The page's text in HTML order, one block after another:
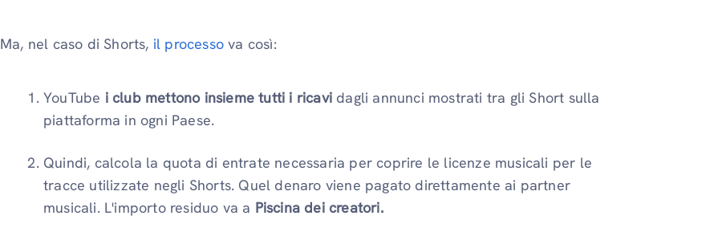
Ma, nel caso di Shorts, il processo va così:
YouTube i club mettono insieme tutti i ricavi dagli annunci mostrati tra gli Short sulla
piattaforma in ogni Paese.
Quindi, calcola la quota di entrate necessaria per coprire le licenze musicali per le
tracce utilizzate negli Shorts. Quel denaro viene pagato direttamente ai partner
musicali. L'importo residuo va a Piscina dei creatori.